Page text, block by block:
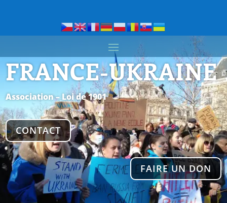
FRANCE-UKRAINE
Association – Loi de 1901
CONTACT
FAIRE UN DON